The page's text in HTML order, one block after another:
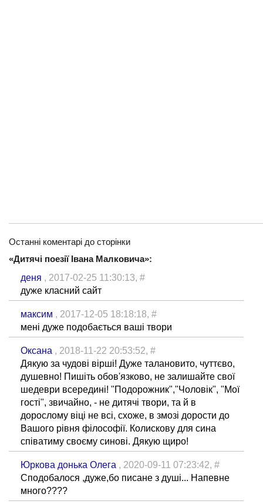
Останні коментарі до сторінки
«Дитячі поезії Івана Малковича»:
деня , 2017-02-25 11:30:13, #
дуже класний сайт
максим , 2017-12-05 18:18:18, #
мені дуже подобається ваші твори
Оксана , 2018-11-22 20:53:52, #
Дякую за чудові вірші! Дуже талановито, чуттєво,
душевно! Пишіть обов'язково, не залишайте свої
шедеври всередині! "Подорожник","Чоловік", "Мої
гості", звичайно, - не дитячі твори, та й в
дорослому віці не всі, схоже, в змозі дорости до
Вашого рівня філософії. Колискову для сина
співатиму своєму синові. Дякую щиро!
Юркова донька Олега , 2020-09-11 07:23:42, #
Сподобалося ,дуже,бо писане з душі... Напевне
много????